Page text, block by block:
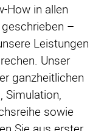
How in allen
–
Leistungen
Unser
ganzheitlichen
Simulation,
sowie